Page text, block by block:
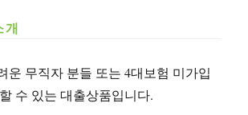
개
운 무직자 분들 또는 4대보험 미가입
수 있는 대출상품입니다.